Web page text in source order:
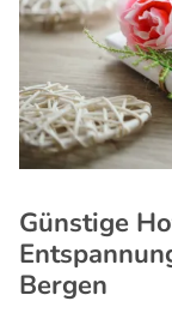
Günstige
Bergen